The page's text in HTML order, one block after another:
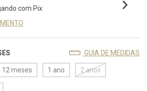
com Pix
GUIA DE MEDIDAS
12 meses 1 ano 2 anos